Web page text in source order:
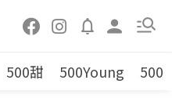
500甜 500Young 500